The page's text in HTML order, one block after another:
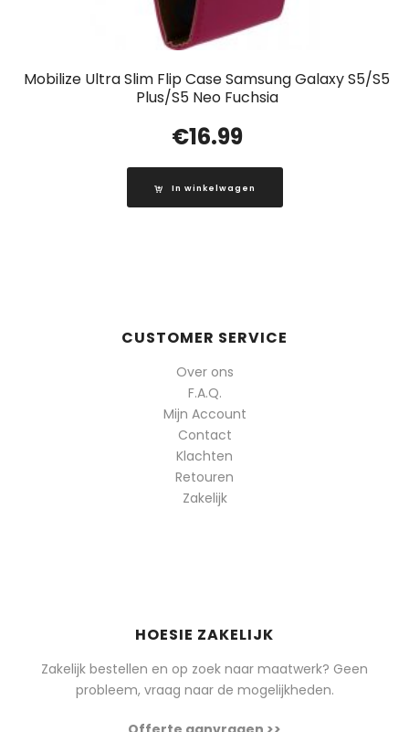
Mobilize Ultra Slim Flip Case Samsung Galaxy S5/S5
Plus/S5 Neo Fuchsia
€16.99
In winkelwagen
CUSTOMER SERVICE
Over ons
F.A.Q.
Mijn Account
Contact
Klachten
Retouren
Zakelijk
HOESIE ZAKELIJK
Zakelijk bestellen en op zoek naar maatwerk? Geen
probleem, vraag naar de mogelijkheden.